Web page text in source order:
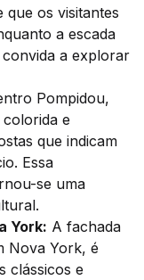
os visitantes
a escada
a explorar
Pompidou,
e
que indicam
Essa
se uma
York: A fachada
Nova York, é
clássicos e